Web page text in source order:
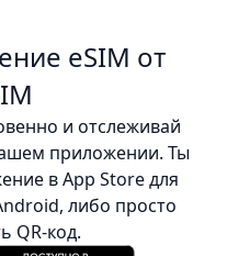
eSIM от
и отслеживай
приложении. Ты
в App Store для
либо просто
QR-код.